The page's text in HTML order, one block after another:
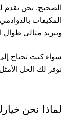
الصحيح. نحن نقدم
المكيفات
وتبريد مثالي طوال
سواء كنت تحتاج
نوفر لك الحل
لماذا نحن